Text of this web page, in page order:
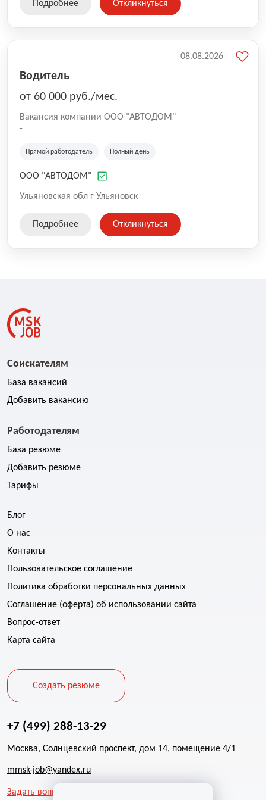
работы транспорта и выполнения сложных
Подробнее Откликнуться
Водитель
от 60 000 руб./мес.
Вакансия компании ООО "АВТОДОМ"
-
Прямой работодатель Полный день
ООО "АВТОДОМ"
Ульяновская обл г Ульяновск
08.08.2026
Подробнее Откликнуться
Соискателям
База вакансий
Добавить вакансию
Работодателям
База резюме
Добавить резюме
Тарифы
Блог
О нас
Контакты
Пользовательское соглашение
Политика обработки персональных данных
Соглашение (оферта) об использовании сайта
Вопрос-ответ
Карта сайта
Создать резюме
+7 (499) 288-13-29
Москва, Солнцевский проспект, дом 14, помещение 4/1
mmsk-job@yandex.ru
Задать вопрос